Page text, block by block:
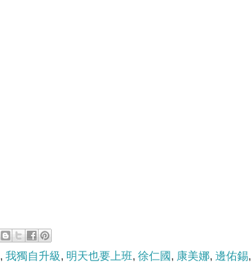
, 我獨自升級, 明天也要上班, 徐仁國 , 康美娜, 邊佑錫,